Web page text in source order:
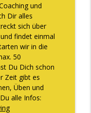
und
Dir alles
sich über
findet einmal
wir in die
50
Du Dich schon
Zeit gibt es
Üben und
alle Infos: